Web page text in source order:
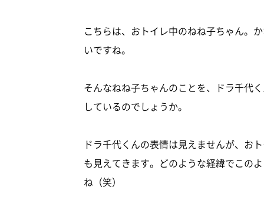
こちらは、おトイレ中のねね子ちゃん。
いですね。
そんなねね子ちゃんのことを、ドラ千
しているのでしょうか。
ドラ千代くんの表情は見えませんが、お
も見えてきます。どのような経緯でこの
ね（笑）